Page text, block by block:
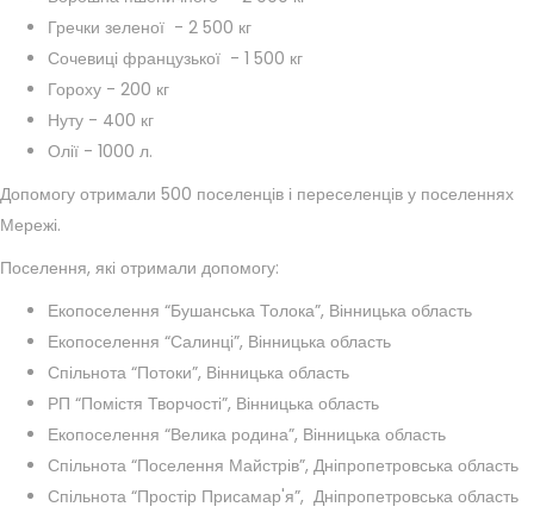
Гречки зеленої - 2 500 кг
Сочевиці французької - 1 500 кг
Гороху - 200 кг
Нуту - 400 кг
Олії - 1000 л.
Допомогу отримали 500 поселенців і переселенців у поселеннях
Мережі.
Поселення, які отримали допомогу:
Екопоселення “Бушанська Толока”, Вінницька область
Екопоселення “Салинці”, Вінницька область
Спільнота “Потоки”, Вінницька область
РП “Помістя Творчості”, Вінницька область
Екопоселення “Велика родина”, Вінницька область
Спільнота “Поселення Майстрів”, Дніпропетровська область
Спільнота “Простір Присамар'я”, Дніпропетровська область